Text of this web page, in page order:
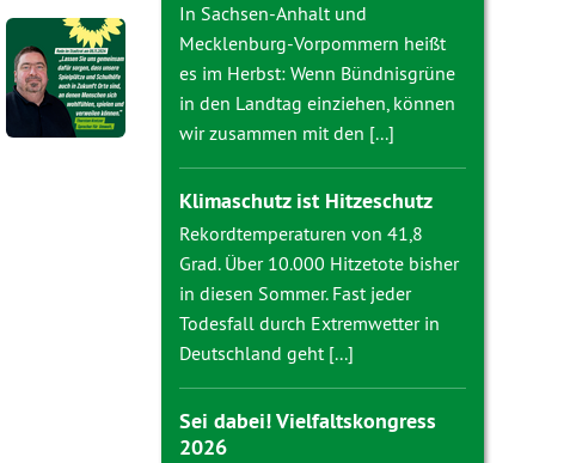
In Sachsen-Anhalt und
Mecklenburg-Vorpommern heißt
es im Herbst: Wenn Bündnisgrüne
in den Landtag einziehen, können
wir zusammen mit den [...]
Klimaschutz ist Hitzeschutz
Rekordtemperaturen von 41,8
Grad. Über 10.000 Hitzetote bisher
in diesen Sommer. Fast jeder
Todesfall durch Extremwetter in
Deutschland geht [...]
Sei dabei! Vielfaltskongress
2026